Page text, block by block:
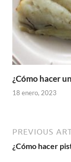
¿Cómo hacer
18 enero, 2023
PREVIOUS
¿Cómo hacer